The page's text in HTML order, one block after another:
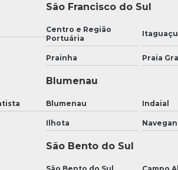
São Francisco do Sul
Centro e Região
Portuária
Itaguaçu
Prainha Praia
Blumenau
Blumenau Indaial
Ilhota
São Bento do Sul